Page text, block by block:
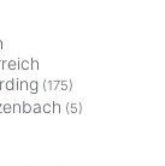
(175)
(5)